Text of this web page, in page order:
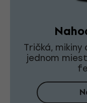
Tričká,
jednom